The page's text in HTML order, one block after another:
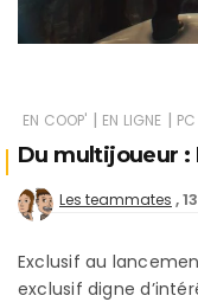
EN COOP' | EN LIGNE | PC
Du multijoueur :
Les teammates
Exclusif au
exclusif digne